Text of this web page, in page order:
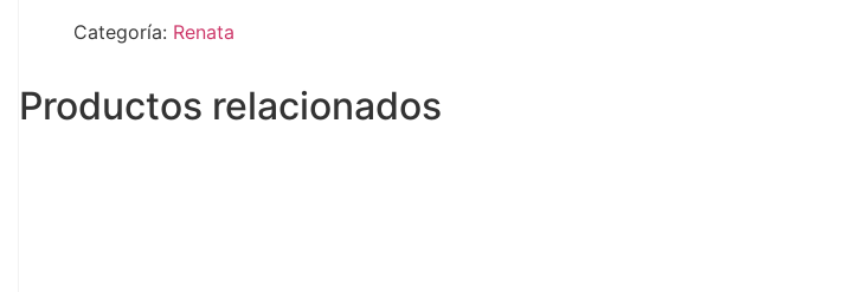
Categoría: Renata
Productos relacionados